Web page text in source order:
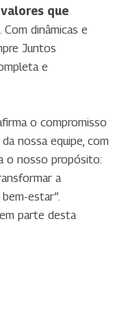
que
. Com dinâmicas e
Juntos
e
o compromisso
nossa equipe, com
o nosso propósito:
a
estar”.
parte desta